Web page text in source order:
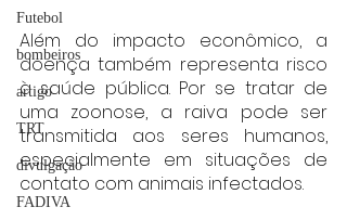
Futebol
bombeiros
artigo
TRT
divulgação
FADIVA
Além do impacto econômico, a
doença também representa risco
à saúde pública. Por se tratar de
uma zoonose, a raiva pode ser
transmitida aos seres humanos,
especialmente em situações de
contato com animais infectados.